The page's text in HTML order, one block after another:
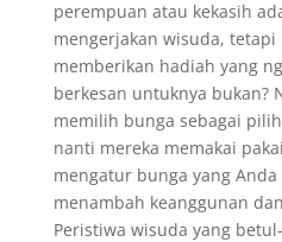
perempuan atau kekasih
mengerjakan wisuda,
memberikan hadiah yang
berkesan untuknya bukan?
memilih bunga sebagai
nanti mereka memakai
mengatur bunga yang
menambah keanggunan
Peristiwa wisuda yang